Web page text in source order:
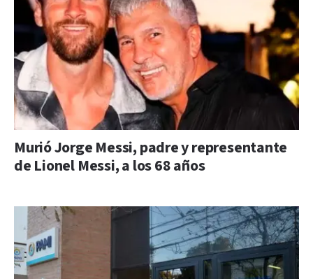
Murió Jorge Messi, padre y representante
de Lionel Messi, a los 68 años